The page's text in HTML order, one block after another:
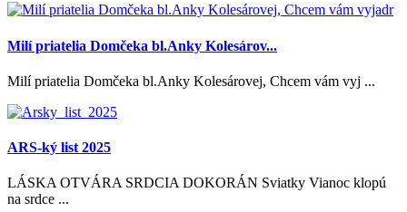
Milí priatelia Domčeka bl.Anky Kolesárov...
Milí priatelia Domčeka bl.Anky Kolesárovej, Chcem vám vyj ...
ARS-ký list 2025
LÁSKA OTVÁRA SRDCIA DOKORÁN Sviatky Vianoc klopú
na srdce ...